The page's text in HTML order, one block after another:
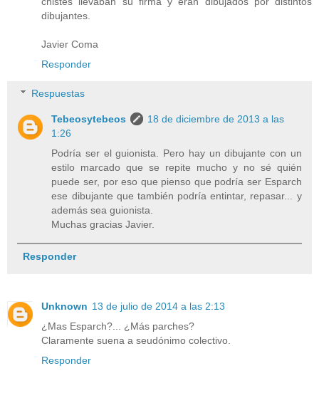
dibujantes.
Javier Coma
Responder
Respuestas
Tebeosytebeos
18 de diciembre de 2013 a las
1:26
Podría ser el guionista. Pero hay un dibujante con un
estilo marcado que se repite mucho y no sé quién
puede ser, por eso que pienso que podría ser Esparch
ese dibujante que también podría entintar, repasar... y
además sea guionista.
Muchas gracias Javier.
Responder
Unknown 13 de julio de 2014 a las 2:13
¿Mas Esparch?... ¿Más parches?
Claramente suena a seudónimo colectivo.
Responder